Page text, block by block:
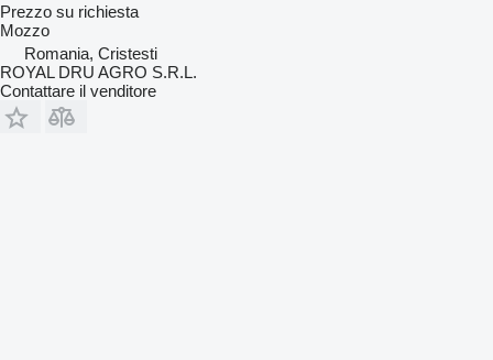
Prezzo su richiesta
Mozzo
Romania, Cristesti
ROYAL DRU AGRO S.R.L.
Contattare il venditore